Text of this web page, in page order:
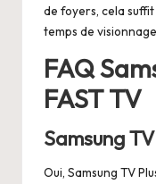
de foyers, cela
temps de
FAQ
FAST TV
Samsung
Oui, Samsung TV